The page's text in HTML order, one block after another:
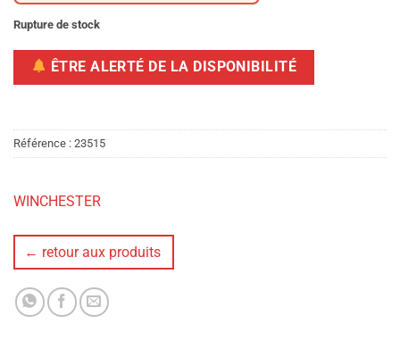
Rupture de stock
ÊTRE ALERTÉ DE LA DISPONIBILITÉ
Référence : 23515
WINCHESTER
← retour aux produits